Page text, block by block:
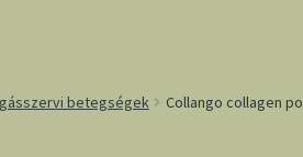
betegségek Collango collagen